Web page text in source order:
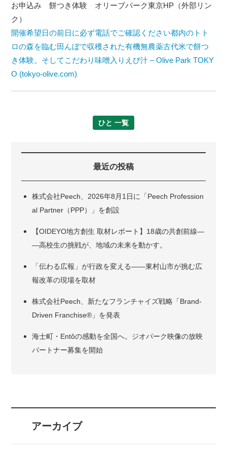
お申込み 餅つき体験 オリーブパーク東京HP（外部リン
ク）
開催希望日の前日に必ず電話でご確認ください都内のトト
ロの森を臨む田んぼで収穫された有機無農薬古代米で餅つ
き体験。そしてこだわり味噌入りえび汁 – Olive Park TOKY
O (tokyo-olive.com)
ひと 一覧
最近の投稿
株式会社Peech、2026年8月1日に「Peech Profession
al Partner（PPP）」を創設
【OIDEYO地方創生 取材レポート】18歳の共創前線―
―高校生の挑戦が、地域の未来を動かす。
「伝わる広報」が行政を変える――東村山市が挑む広
報改革の現場を取材
株式会社Peech、新たなフランチャイズ戦略「Brand-
Driven Franchise®」を発表
海士町・Entôの感動を全国へ。ジオパーク映像の放映
パートナー募集を開始
アーカイブ